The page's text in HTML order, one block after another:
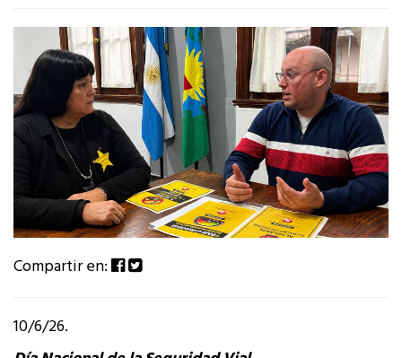
Compartir en:
10/6/26.